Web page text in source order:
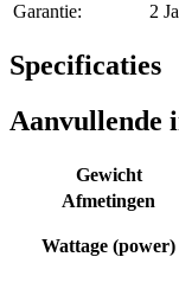
Garantie:
2
Specificaties
Aanvullende
Gewicht
Afmetingen
Wattage (power)